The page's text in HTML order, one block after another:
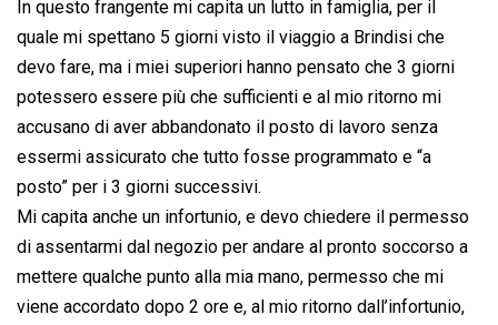
In questo frangente mi capita un lutto in famiglia, per il
quale mi spettano 5 giorni visto il viaggio a Brindisi che
devo fare, ma i miei superiori hanno pensato che 3 giorni
potessero essere più che sufficienti e al mio ritorno mi
accusano di aver abbandonato il posto di lavoro senza
essermi assicurato che tutto fosse programmato e “a
posto” per i 3 giorni successivi.
Mi capita anche un infortunio, e devo chiedere il permesso
di assentarmi dal negozio per andare al pronto soccorso a
mettere qualche punto alla mia mano, permesso che mi
viene accordato dopo 2 ore e, al mio ritorno dall’infortunio,